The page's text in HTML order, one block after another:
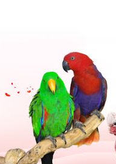
l사이트맵
조류사진온라인예약교통